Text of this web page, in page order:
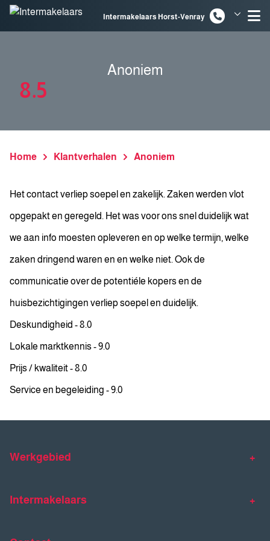
Spring naar inhoud
Intermakelaars Horst-Venray
Anoniem
8.5
Home Klantverhalen Anoniem
Het contact verliep soepel en zakelijk. Zaken werden vlot
opgepakt en geregeld. Het was voor ons snel duidelijk wat
we aan info moesten opleveren en op welke termijn, welke
zaken dringend waren en en welke niet. Ook de
communicatie over de potentiéle kopers en de
huisbezichtigingen verliep soepel en duidelijk.
Deskundigheid - 8.0
Lokale marktkennis - 9.0
Prijs / kwaliteit - 8.0
Service en begeleiding - 9.0
Werkgebied
Intermakelaars